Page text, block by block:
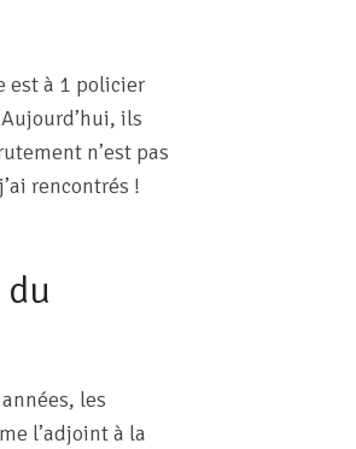
est à 1 policier
ils
n’est pas
rencontrés !
les
l’adjoint à la